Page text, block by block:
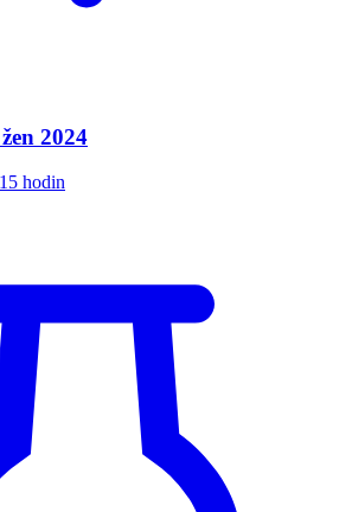
2024
hodin